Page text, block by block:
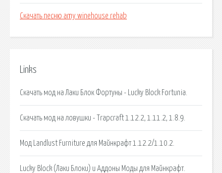
Скачать песню amy winehouse rehab
Links
Скачать мод на Лаки Блок Фортуны - Lucky Block Fortunia.
Скачать мод на ловушки - Trapcraft 1.12.2, 1.11.2, 1.8.9.
Мод Landlust Furniture для Майнкрафт 1.12.2/1.10.2.
Lucky Block (Лаки Блоки) и Аддоны Моды для Майнкрафт.